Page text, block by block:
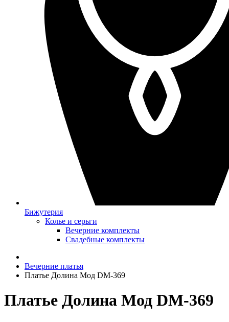
Бижутерия
Колье и серьги
Вечерние комплекты
Свадебные комплекты
Вечерние платья
Платье Долина Мод DM-369
Платье Долина Мод DM-369